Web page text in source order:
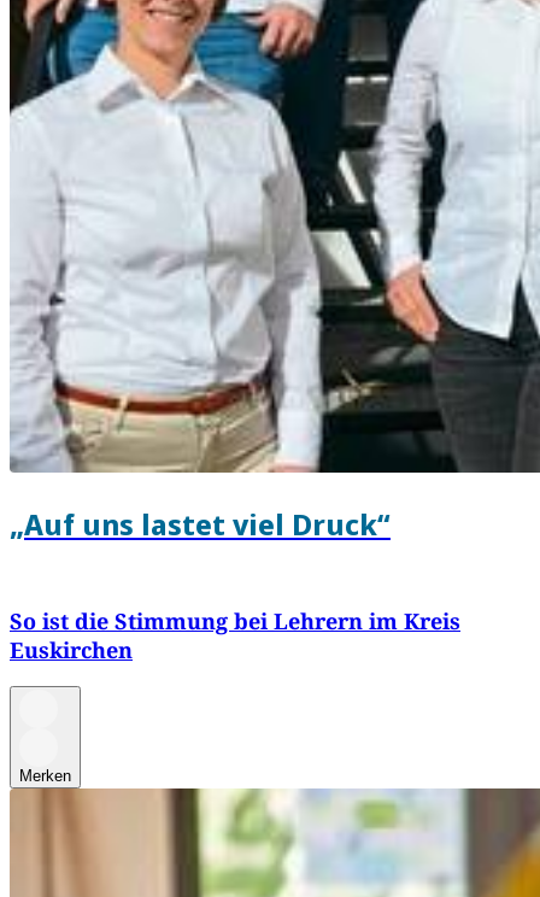
„Auf uns lastet viel Druck“
So ist die Stimmung bei Lehrern im Kreis
Euskirchen
Merken